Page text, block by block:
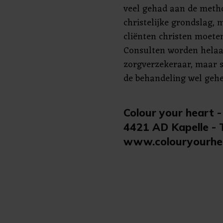
veel gehad aan de
christelijke grondslag,
cliënten christen
Consulten worden
zorgverzekeraar, maar
de behandeling wel
Colour your heart
4421 AD Kapelle -